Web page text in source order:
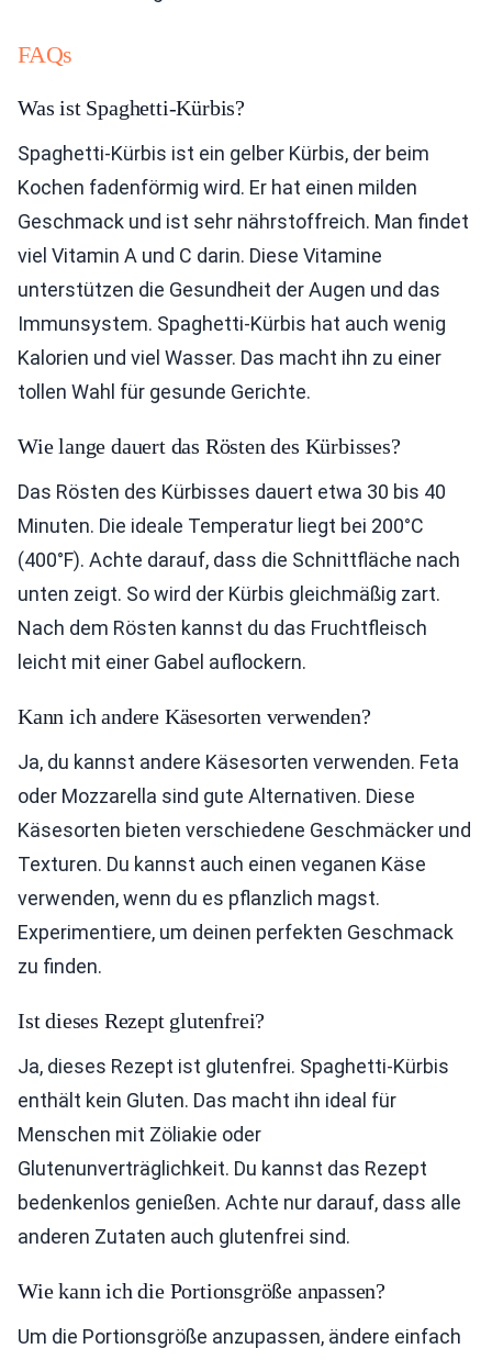
FAQs
Was ist Spaghetti-Kürbis?
Spaghetti-Kürbis ist ein gelber Kürbis, der beim
Kochen fadenförmig wird. Er hat einen milden
Geschmack und ist sehr nährstoffreich. Man findet
viel Vitamin A und C darin. Diese Vitamine
unterstützen die Gesundheit der Augen und das
Immunsystem. Spaghetti-Kürbis hat auch wenig
Kalorien und viel Wasser. Das macht ihn zu einer
tollen Wahl für gesunde Gerichte.
Wie lange dauert das Rösten des Kürbisses?
Das Rösten des Kürbisses dauert etwa 30 bis 40
Minuten. Die ideale Temperatur liegt bei 200°C
(400°F). Achte darauf, dass die Schnittfläche nach
unten zeigt. So wird der Kürbis gleichmäßig zart.
Nach dem Rösten kannst du das Fruchtfleisch
leicht mit einer Gabel auflockern.
Kann ich andere Käsesorten verwenden?
Ja, du kannst andere Käsesorten verwenden. Feta
oder Mozzarella sind gute Alternativen. Diese
Käsesorten bieten verschiedene Geschmäcker und
Texturen. Du kannst auch einen veganen Käse
verwenden, wenn du es pflanzlich magst.
Experimentiere, um deinen perfekten Geschmack
zu finden.
Ist dieses Rezept glutenfrei?
Ja, dieses Rezept ist glutenfrei. Spaghetti-Kürbis
enthält kein Gluten. Das macht ihn ideal für
Menschen mit Zöliakie oder
Glutenunverträglichkeit. Du kannst das Rezept
bedenkenlos genießen. Achte nur darauf, dass alle
anderen Zutaten auch glutenfrei sind.
Wie kann ich die Portionsgröße anpassen?
Um die Portionsgröße anzupassen, ändere einfach